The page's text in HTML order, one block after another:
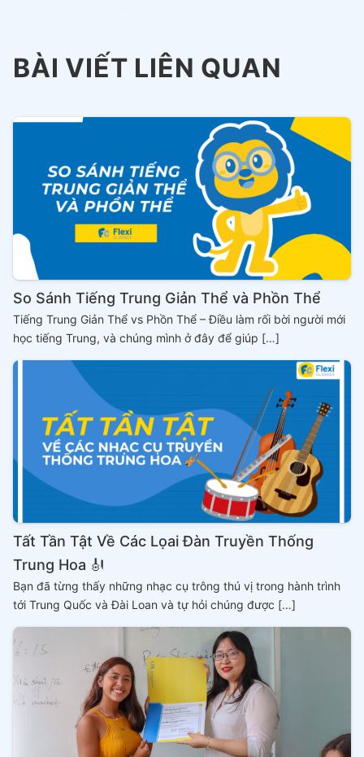
BÀI VIẾT LIÊN QUAN
So Sánh Tiếng Trung Giản Thể và Phồn Thể
Tiếng Trung Giản Thể vs Phồn Thể – Điều làm rối bời người mới
học tiếng Trung, và chúng mình ở đây để giúp […]
Tất Tần Tật Về Các Lọai Đàn Truyền Thống
Trung Hoa 🎻
Bạn đã từng thấy những nhạc cụ trông thú vị trong hành trình
tới Trung Quốc và Đài Loan và tự hỏi chúng được […]